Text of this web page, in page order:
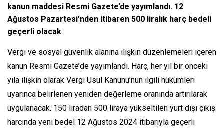
kanun maddesi Resmi Gazete’de yayımlandı. 12
Ağustos Pazartesi’nden itibaren 500 liralık harç bedeli
geçerli olacak
Vergi ve sosyal güvenlik alanına ilişkin düzenlemeleri içeren
kanun Resmi Gazete’de yayımlandı. Harç, her yıl bir önceki
yıla ilişkin olarak Vergi Usul Kanunu’nun ilgili hükümleri
uyarınca belirlenen yeniden değerleme oranında artırılarak
uygulanacak. 150 liradan 500 liraya yükseltilen yurt dışı çıkış
harcında yeni bedel 12 Ağustos 2024 itibarıyla geçerli